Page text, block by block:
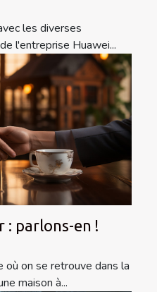
les diverses
l'entreprise Huawei...
: parlons-en !
où on se retrouve dans la
maison à...